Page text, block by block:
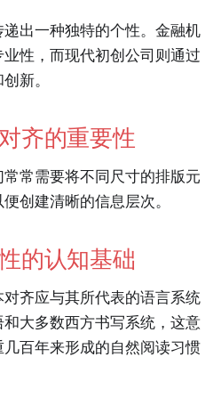
出一种独特的个性。金融机
性，而现代初创公司则通过
新。
齐的重要性
常需要将不同尺寸的排版元
创建清晰的信息层次。
的认知基础
齐应与其所代表的语言系统
大多数西方书写系统，这意
百年来形成的自然阅读习惯